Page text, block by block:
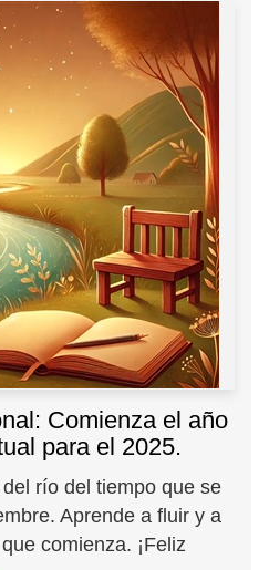
Comienza el año
para el 2025.
río del tiempo que se
Aprende a fluir y a
comienza. ¡Feliz